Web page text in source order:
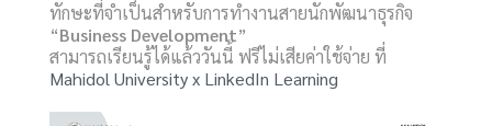
ทักษะที่จำเป็นสำหรับการทำงานสายนักพัฒนาธุรกิจ
“Business Development”
สามารถเรียนรู้ได้แล้ววันนี้ ฟรีไม่เสียค่าใช้จ่าย ที่
Mahidol University x LinkedIn Learning